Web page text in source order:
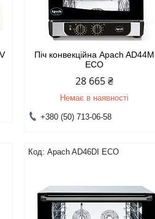
Піч конвекційна Apach AD44M
ECO
28 665 ₴
Немає в наявності
+380 (50) 713-06-58
Apach AD46DI ECO